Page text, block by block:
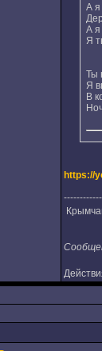
А я
А я
Я
Ты
Я
В
https://